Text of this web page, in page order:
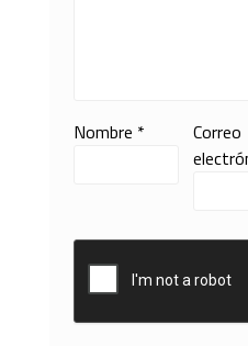
Nombre *
Correo